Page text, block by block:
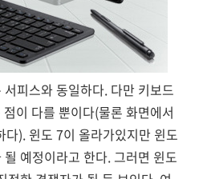
피스와 동일하다. 다만 키보드
이 다를 뿐이다(물론 화면에서
). 윈도 7이 올라가있지만 윈도
예정이라고 한다. 그러면 윈도